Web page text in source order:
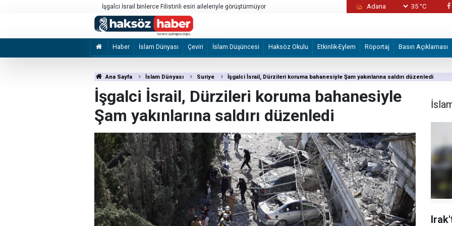
İşgalci İsrail binlerce Filistinli esiri aileleriyle görüştürmüyor Afganistan İslam Emirliği Lideri35 °C
Haber İslam Dünyası Çeviri İslam Düşüncesi Haksöz Okulu Etkinlik-Eylem Röportaj Basın Açıklaması
Ana Sayfa İslam Dünyası Suriye İşgalci İsrail, Dürzileri koruma bahanesiyle Şam yakınlarına saldırı düzenledi
İşgalci İsrail, Dürzileri koruma bahanesiyle
Şam yakınlarına saldırı düzenledi